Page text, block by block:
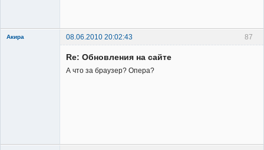
87
Акира 08.06.2010 20:02:43
Re: Обновления на сайте
А что за браузер? Опера?